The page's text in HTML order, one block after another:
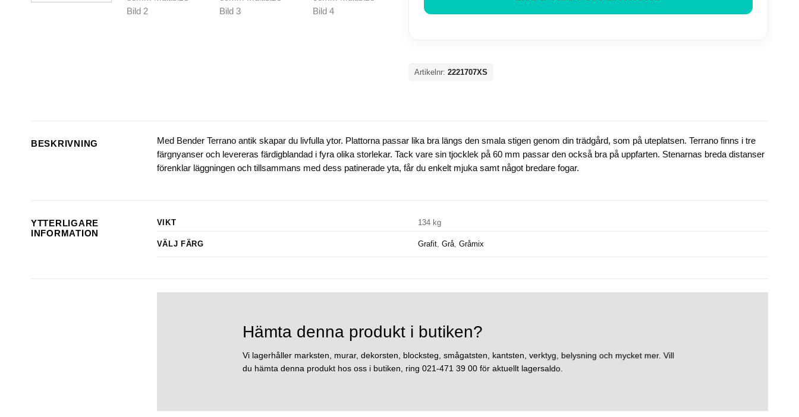
Artikelnr: 2221707XS
BESKRIVNING
Med Bender Terrano antik skapar du livfulla ytor. Plattorna passar lika bra längs den smala stigen genom din trädgård, som på uteplatsen. Terrano finns i tre
färgnyanser och levereras färdigblandad i fyra olika storlekar. Tack vare sin tjocklek på 60 mm passar den också bra på uppfarten. Stenarnas breda distanser
förenklar läggningen och tillsammans med dess patinerade yta, får du enkelt mjuka samt något bredare fogar.
YTTERLIGARE
INFORMATION
VIKT 134 kg
VÄLJ FÄRG Grafit,Grå,Gråmix
Hämta denna produkt i butiken?
Vi lagerhåller marksten, murar, dekorsten, blocksteg, smågatsten, kantsten, verktyg, belysning och mycket mer. Vill
du hämta denna produkt hos oss i butiken, ring 021-471 39 00 för aktuellt lagersaldo.